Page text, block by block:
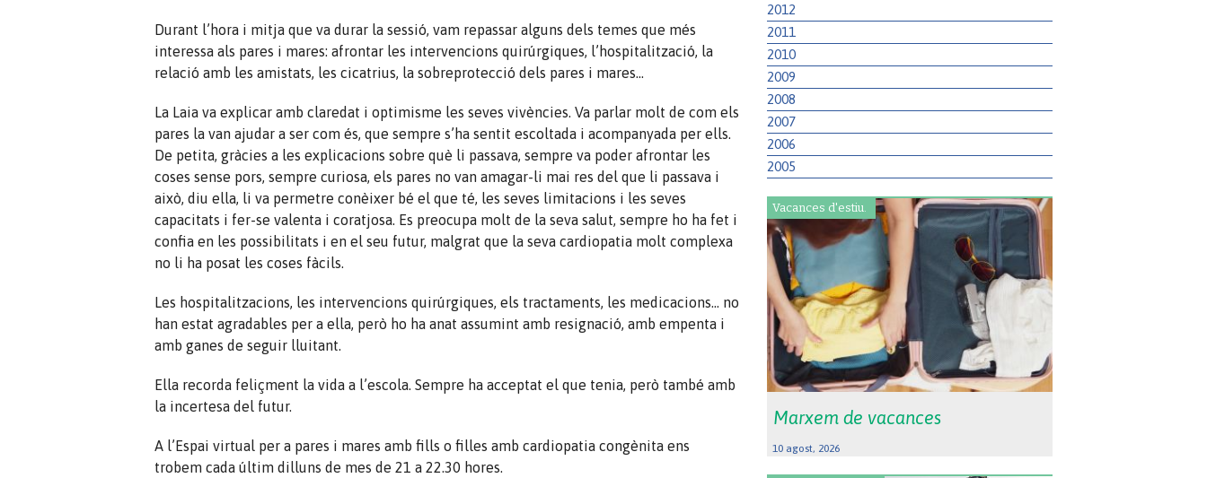
Durant l’hora i mitja que va durar la sessió, vam repassar alguns dels temes que més
interessa als pares i mares: afrontar les intervencions quirúrgiques, l’hospitalització, la
relació amb les amistats, les cicatrius, la sobreprotecció dels pares i mares…
La Laia va explicar amb claredat i optimisme les seves vivències. Va parlar molt de com els
pares la van ajudar a ser com és, que sempre s’ha sentit escoltada i acompanyada per ells.
De petita, gràcies a les explicacions sobre què li passava, sempre va poder afrontar les
coses sense pors, sempre curiosa, els pares no van amagar-li mai res del que li passava i
això, diu ella, li va permetre conèixer bé el que té, les seves limitacions i les seves
capacitats i fer-se valenta i coratjosa. Es preocupa molt de la seva salut, sempre ho ha fet i
confia en les possibilitats i en el seu futur, malgrat que la seva cardiopatia molt complexa
no li ha posat les coses fàcils.
Les hospitalitzacions, les intervencions quirúrgiques, els tractaments, les medicacions… no
han estat agradables per a ella, però ho ha anat assumint amb resignació, amb empenta i
amb ganes de seguir lluitant.
Ella recorda feliçment la vida a l’escola. Sempre ha acceptat el que tenia, però també amb
la incertesa del futur.
A l’Espai virtual per a pares i mares amb fills o filles amb cardiopatia congènita ens
trobem cada últim dilluns de mes de 21 a 22.30 hores.
2012
2011
2010
2009
2008
2007
2006
2005
Vacances d'estiu.
Marxem de vacances
10 agost, 2026